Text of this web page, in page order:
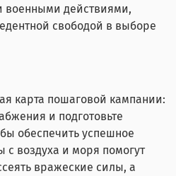
военными действиями,
свободой в выборе
карта пошаговой кампании:
и подготовьте
обеспечить успешное
с воздуха и моря помогут
вражеские силы, а